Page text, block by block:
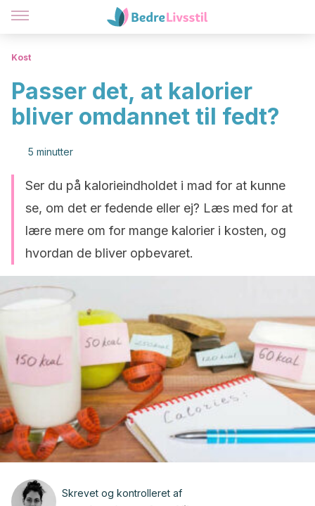
Kost
Passer det, at kalorier
bliver omdannet til fedt?
5 minutter
Ser du på kalorieindholdet i mad for at kunne
se, om det er fedende eller ej? Læs med for at
lære mere om for mange kalorier i kosten, og
hvordan de bliver opbevaret.
Skrevet og kontrolleret af